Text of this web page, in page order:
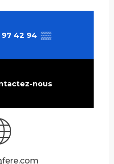
97 42 94 ▒▒
nous